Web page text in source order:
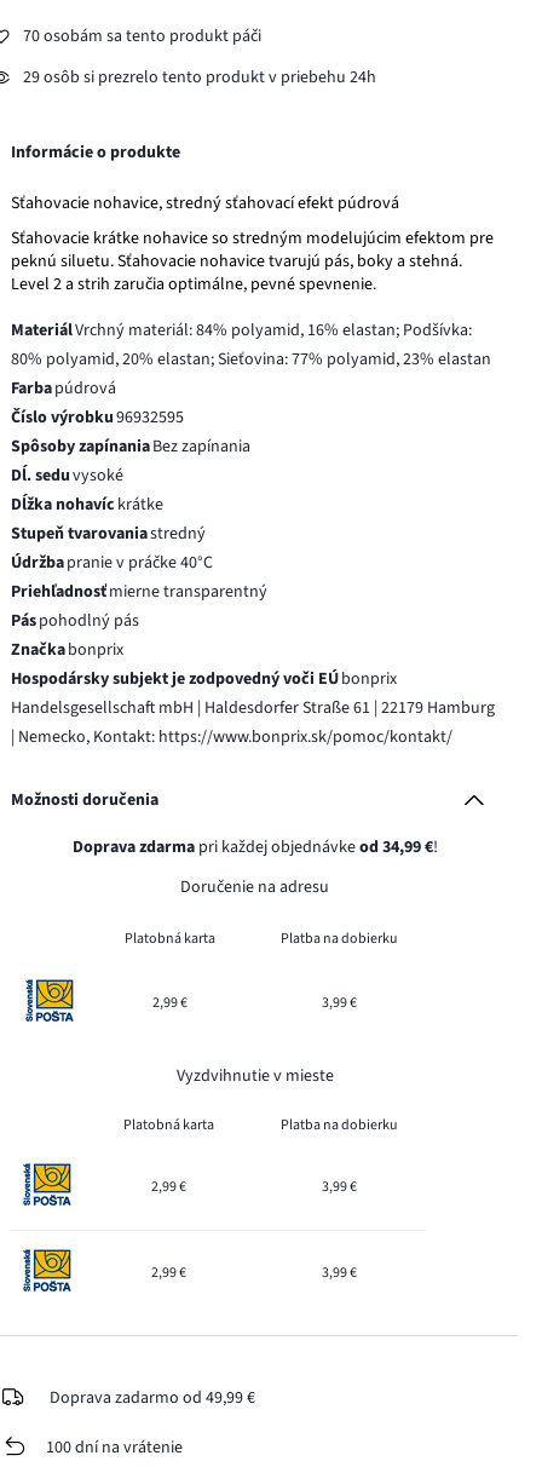
70 osobám sa tento produkt páči
29 osôb si prezrelo tento produkt v priebehu 24h
Informácie o produkte
Sťahovacie nohavice, stredný sťahovací efekt púdrová
Sťahovacie krátke nohavice so stredným modelujúcim efektom pre
peknú siluetu. Sťahovacie nohavice tvarujú pás, boky a stehná.
Level 2 a strih zaručia optimálne, pevné spevnenie.
MateriálVrchný materiál: 84% polyamid, 16% elastan; Podšívka:
80% polyamid, 20% elastan; Sieťovina: 77% polyamid, 23% elastan
Farbapúdrová
Číslo výrobku96932595
Spôsoby zapínaniaBez zapínania
Dĺ. seduvysoké
Dĺžka nohavíc krátke
Stupeň tvarovaniastredný
Údržbapranie v práčke 40°C
Priehľadnosťmierne transparentný
Páspohodlný pás
Značkabonprix
Hospodársky subjekt je zodpovedný voči EÚbonprix
Handelsgesellschaft mbH | Haldesdorfer Straße 61 | 22179 Hamburg
| Nemecko, Kontakt: https://www.bonprix.sk/pomoc/kontakt/
Možnosti doručenia
Doprava zdarmapri každej objednávkeod 34,99 €!
Doručenie na adresu
Platobná karta Platba na dobierku
2,99 € 3,99 €
Vyzdvihnutie v mieste
Platobná karta Platba na dobierku
2,99 € 3,99 €
2,99 € 3,99 €
Doprava zadarmo od 49,99 €
100 dní na vrátenie